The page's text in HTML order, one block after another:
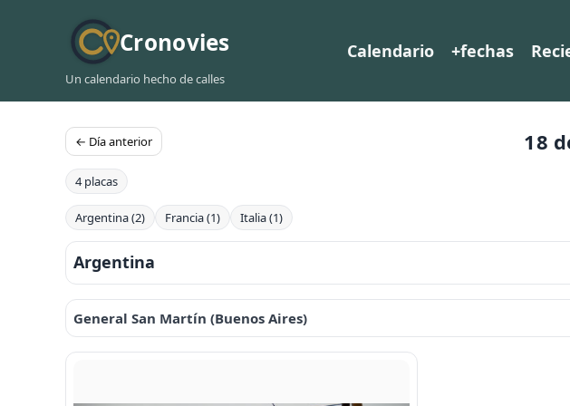
Cronovies
Un calendario hecho de calles
Calendario +fechas
← Día anterior 18
4 placas
Argentina (2) Francia (1) Italia (1)
Argentina
General San Martín (Buenos Aires)